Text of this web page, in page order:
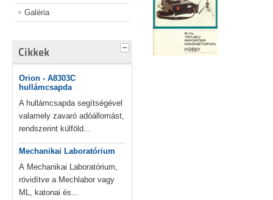
Galéria
Cikkek
Orion - A8303C
hullámcsapda
A hullámcsapda segítségével
valamely zavaró adóállomást,
rendszerint külföld...
Mechanikai Laboratórium
A Mechanikai Laboratórium,
rövidítve a Mechlabor vagy
ML, katonai és...